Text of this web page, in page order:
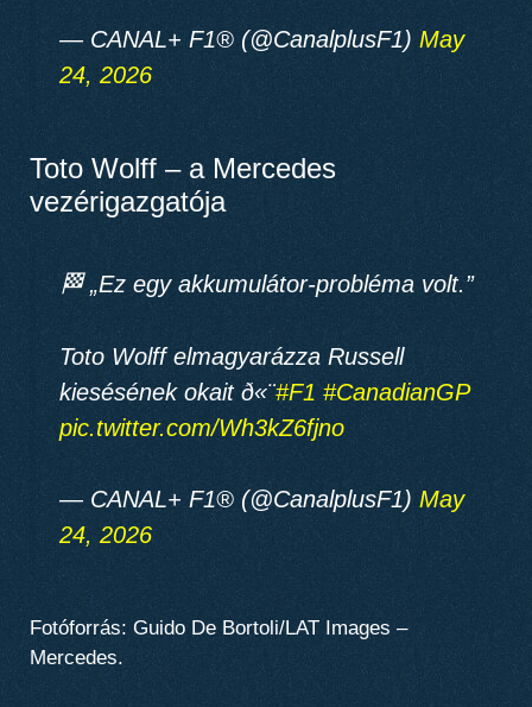
— CANAL+ F1® (@CanalplusF1) May
24, 2026
Toto Wolff – a Mercedes
vezérigazgatója
🏁 „Ez egy akkumulátor-probléma volt.”
Toto Wolff elmagyarázza Russell
kiesésének okait ð«¨#F1 #CanadianGP
pic.twitter.com/Wh3kZ6fjno
— CANAL+ F1® (@CanalplusF1) May
24, 2026
Fotóforrás: Guido De Bortoli/LAT Images –
Mercedes.